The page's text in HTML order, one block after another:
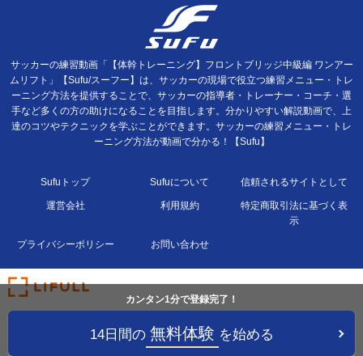
カンタン1分で登録完了！
14日間の 無料体験 を始める
サッカーの練習動画「【体幹トレーニング】フロントブリッジ中級編 ワンアー
ムリフト」【Sufu/スーフー】は、サッカーの現場で役立つ練習メニュー・トレ
ーニング方法を提供することで、サッカーの指導者・トレーナー・コーチ・選
手など多くの方の助けになることを目指します。分かりやすい解説動画で、上
達のコツやテクニックを学ぶことができます。サッカーの練習メニュー・トレ
ーニング方法が動画で分かる！【Sufu】
Sufuトップ Sufuについて 信頼されるサイトとして
運営会社 利用規約
特定商取引法に基づく表
示
プライバシーポリシー お問い合わせ